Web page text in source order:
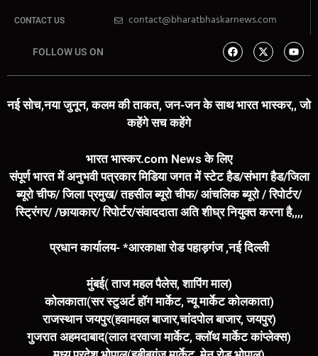
CONTACT US contact@bharatbhaskarnews.com
FOLLOW US ON
नई सोच,नया जुनून, कलम की ताकत, जन-जन के साथ भारत भास्कर,, जो
कहेंगे सच कहेंगे
भारत भास्कर.com News के लिए
संपूर्ण भारत में अनुभवी पत्रकार मिडिया जगत में स्टेट हैड/संभाग हैड/जिला
ब्यूरो चीफ/ जिला प्रमुख/ तहसील ब्यूरो चीफ/ आंचलिक ब्यूरो / रिपोर्टर/
स्ट्रिंगर/ /छायाकार/ रिपोर्टर/संवाददाता अति शीघ्र नियुक्त करना है,,,,
प्रधान कार्यालय- *आरकाक्षा रोड पहाड़गंज ,नई दिल्ली
मुंबई( ताज महल पैलेस, शापिंग माल)
कोलकाता(सर स्टुअर्ट हॉग मार्केट, न्यू मार्केट कोलकाता)
राजस्थान जयपुर(हवामहल बाजार,चांदपोल बाजार, जयपुर)
गुजरात अहमदाबाद(लाल दरवाजा मार्केट, क्लॉथ मार्केट कांप्लेक्स)